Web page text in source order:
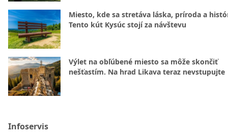
Miesto, kde sa stretáva láska, príroda a
Tento kút Kysúc stojí za návštevu
Výlet na obľúbené miesto sa môže skončiť
nešťastím. Na hrad Likava teraz nevstupujte
Infoservis